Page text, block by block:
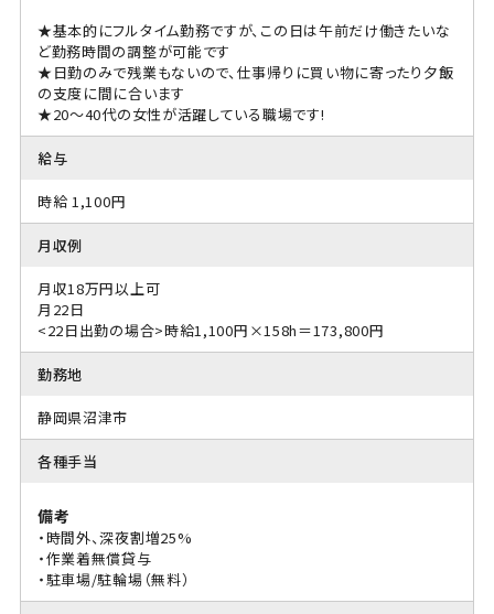
★基本的にフルタイム勤務ですが、この日は午前だけ働きたいな
ど勤務時間の調整が可能です
★日勤のみで残業もないので、仕事帰りに買い物に寄ったり夕飯
の支度に間に合います
★20～40代の女性が活躍している職場です!
給与
時給 1,100円
月収例
月収18万円以上可
月22日
<22日出勤の場合>時給1,100円×158h＝173,800円
勤務地
静岡県沼津市
各種手当
備考
・時間外、深夜割増25%
・作業着無償貸与
・駐車場/駐輪場（無料）